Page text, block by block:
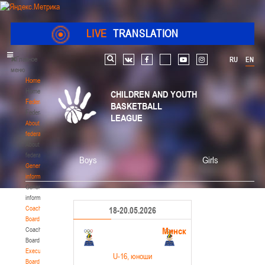
LIVE TRANSLATION
Главное
меню
Home
Home
Federation
Federation
About
federation
About
federation
General
information
General
information
Coaching
Board
Coaching
Board
Executive
Board
RU EN
Search vk facebook youtube instagram
CHILDREN AND YOUTH
BASKETBALL
LEAGUE
Boys Girls
18-20.05.2026
Минск
U-16 , юноши